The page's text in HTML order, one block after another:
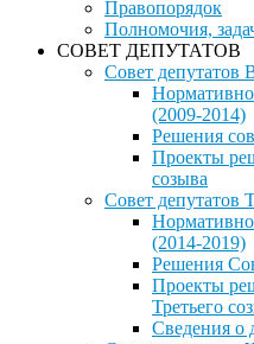
Правопорядок
Полномочия,
СОВЕТ ДЕПУТАТОВ
Совет депутатов
(2009-2014)
Решения
Проекты
созыва
Совет депутатов
(2014-2019)
Решения
Проекты
Третьего
Сведения о